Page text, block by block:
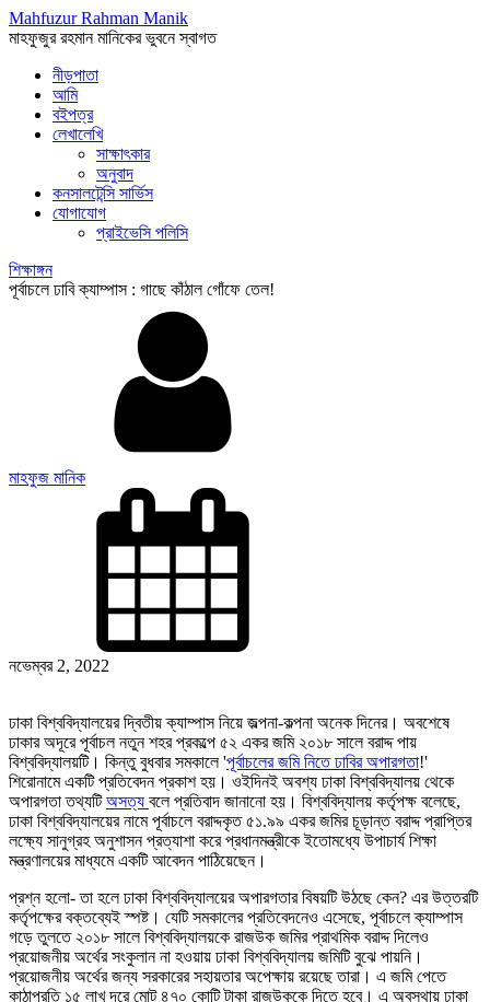
Mahfuzur Rahman Manik
মাহফুজুর রহমান মানিকের ভুবনে স্বাগত
নীড়পাতা
আমি
বইপত্র
লেখালেখি
সাক্ষাৎকার
অনুবাদ
কনসালটেন্সি সার্ভিস
যোগাযোগ
প্রাইভেসি পলিসি
শিক্ষাঙ্গন
পূর্বাচলে ঢাবি ক্যাম্পাস : গাছে কাঁঠাল গোঁফে তেল!
মাহফুজ মানিক
নভেম্বর 2, 2022
ঢাকা বিশ্ববিদ্যালয়ের দ্বিতীয় ক্যাম্পাস নিয়ে জল্পনা-কল্পনা অনেক দিনের। অবশেষে
ঢাকার অদূরে পূর্বাচল নতুন শহর প্রকল্পে ৫২ একর জমি ২০১৮ সালে বরাদ্দ পায়
বিশ্ববিদ্যালয়টি। কিন্তু বুধবার সমকালে 'পূর্বাচলের জমি নিতে ঢাবির অপারগতা!'
শিরোনামে একটি প্রতিবেদন প্রকাশ হয়। ওইদিনই অবশ্য ঢাকা বিশ্ববিদ্যালয় থেকে
অপারগতা তথ্যটিঅসত্য বলে প্রতিবাদ জানানো হয়। বিশ্ববিদ্যালয় কর্তৃপক্ষ বলেছে,
ঢাকা বিশ্ববিদ্যালয়ের নামে পূর্বাচলে বরাদ্দকৃত ৫১.৯৯ একর জমির চূড়ান্ত বরাদ্দ প্রাপ্তির
লক্ষ্যে সানুগ্রহ অনুশাসন প্রত্যাশা করে প্রধানমন্ত্রীকে ইতোমধ্যে উপাচার্য শিক্ষা
মন্ত্রণালয়ের মাধ্যমে একটি আবেদন পাঠিয়েছেন।
প্রশ্ন হলো- তা হলে ঢাকা বিশ্ববিদ্যালয়ের অপারগতার বিষয়টি উঠছে কেন? এর উত্তরটি
কর্তৃপক্ষের বক্তব্যেই স্পষ্ট। যেটি সমকালের প্রতিবেদনেও এসেছে, পূর্বাচলে ক্যাম্পাস
গড়ে তুলতে ২০১৮ সালে বিশ্ববিদ্যালয়কে রাজউক জমির প্রাথমিক বরাদ্দ দিলেও
প্রয়োজনীয় অর্থের সংকুলান না হওয়ায় ঢাকা বিশ্ববিদ্যালয় জমিটি বুঝে পায়নি।
প্রয়োজনীয় অর্থের জন্য সরকারের সহায়তার অপেক্ষায় রয়েছে তারা। এ জমি পেতে
কাঠাপ্রতি ১৫ লাখ দরে মোট ৪৭০ কোটি টাকা রাজউককে দিতে হবে। এ অবস্থায় ঢাকা